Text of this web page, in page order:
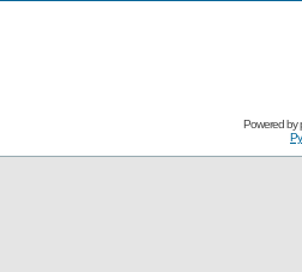
Powered by